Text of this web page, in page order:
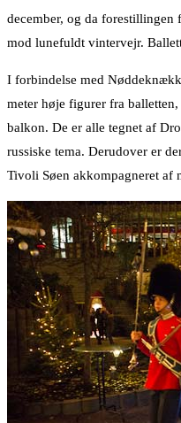
december, og da forestillingen
mod lunefuldt vintervejr.
I forbindelse med
meter høje figurer fra
balkon. De er alle tegnet af
russiske tema. Derudover er
Tivoli Søen akkompagneret af